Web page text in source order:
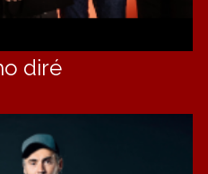
diré